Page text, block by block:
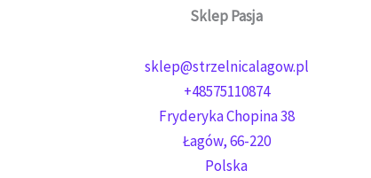
Sklep Pasja
sklep@strzelnicalagow.pl
+48575110874
Fryderyka Chopina 38
Łagów,66-220
Polska